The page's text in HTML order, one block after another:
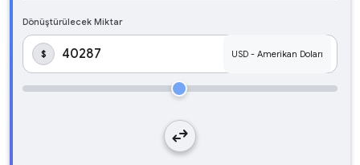
Dönüştürülecek Miktar
$
swap_horiz